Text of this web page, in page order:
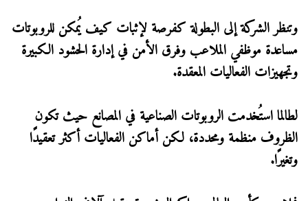
وتنظر الشركة إلى البطولة كفرصة لإثبات كيف يُمكن للروبوتات
مساعدة موظفي الملاعب وفرق الأمن في إدارة الحشود الكبيرة
وتجهيزات الفعاليات المعقدة.
لطالما استُخدمت الروبوتات الصناعية في المصانع حيث تكون
الظروف منظمة ومحددة، لكن أماكن الفعاليات أكثر تعقيدًا
وتغيرًا.